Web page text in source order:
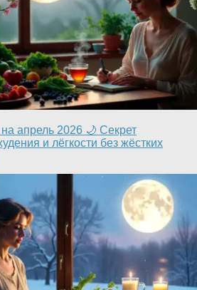
апрель 2026 🌙 Секрет
и лёгкости без жёстких